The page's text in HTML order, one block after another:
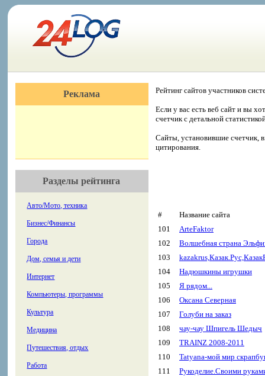
Реклама
Разделы рейтинга
Авто/Мото, техника
Бизнес/Финансы
Города
Дом, семья и дети
Интернет
Компьютеры, программы
Культура
Медицина
Путешествия, отдых
Работа
Рейтинг сайтов участников
Если у вас есть веб сайт и вы
счетчик с детальной
Сайты, установившие счетчик,
цитирования.
#
Название сайта
101
ArteFaktor
102
Волшебная страна
103
104
Надюшкины игрушки
105
Я рядом...
106
Оксана Северная
107
Голуби на заказ
108
чау-чау Шпигель Шедыч
109
TRAINZ 2008-2011
110
Tatyana-мой мир
111
Рукоделие.Своими